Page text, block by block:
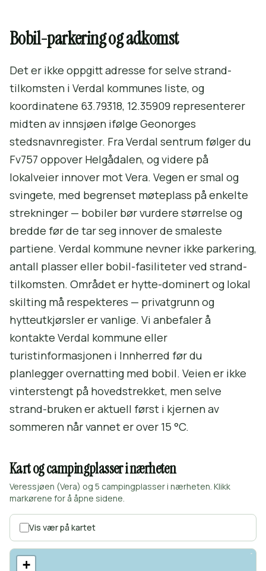
Bobil-parkering og adkomst
Det er ikke oppgitt adresse for selve strand-
tilkomsten i Verdal kommunes liste, og
koordinatene 63.79318, 12.35909 representerer
midten av innsjøen ifølge Geonorges
stedsnavnregister. Fra Verdal sentrum følger du
Fv757 oppover Helgådalen, og videre på
lokalveier innover mot Vera. Vegen er smal og
svingete, med begrenset møteplass på enkelte
strekninger — bobiler bør vurdere størrelse og
bredde før de tar seg innover de smaleste
partiene. Verdal kommune nevner ikke parkering,
antall plasser eller bobil-fasiliteter ved strand-
tilkomsten. Området er hytte-dominert og lokal
skilting må respekteres — privatgrunn og
hytteutkjørsler er vanlige. Vi anbefaler å
kontakte Verdal kommune eller
turistinformasjonen i Innherred før du
planlegger overnatting med bobil. Veien er ikke
vinterstengt på hovedstrekket, men selve
strand-bruken er aktuell først i kjernen av
sommeren når vannet er over 15 °C.
Kart og campingplasser i nærheten
Veressjøen (Vera) og 5 campingplasser i nærheten. Klikk
markørene for å åpne sidene.
Vis vær på kartet
+